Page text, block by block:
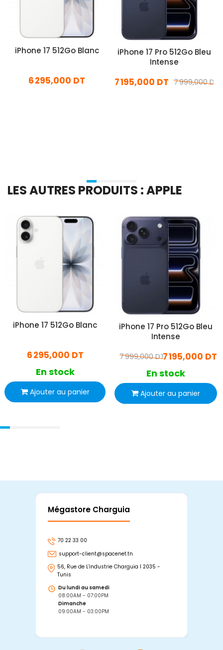
iPhone 17 512Go Blanc
6 295,000 DT
iPhone 17 Pro 512Go Bleu
Intense
7 999,000 DT
7 195,000 DT
LES AUTRES PRODUITS : APPLE
iPhone 17 512Go Blanc
6 295,000 DT
En stock
Ajouter au panier
iPhone 17 Pro 512Go Bleu
Intense
7 195,000 DT
7 999,000 DT
En stock
Ajouter au panier
Mégastore Charguia
70 22 33 00
support-client@spacenet.tn
56, Rue de L'industrie Charguia I 2035 -
Tunis
Du lundi au samedi
08:00AM - 07:00PM
Dimanche
09:00AM - 03:00PM